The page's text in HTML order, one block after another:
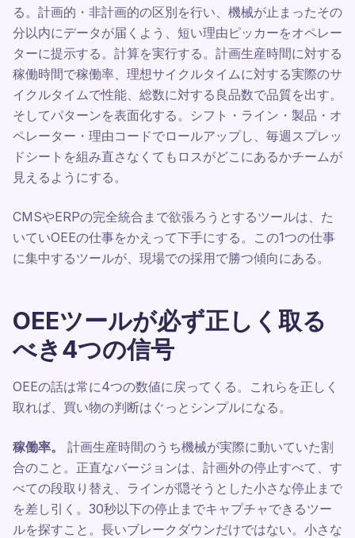
る。計画的・非計画的の区別を行い、機械が止まったその
分以内にデータが届くよう、短い理由ピッカーをオペレー
ターに提示する。計算を実行する。計画生産時間に対する
稼働時間で稼働率、理想サイクルタイムに対する実際のサ
イクルタイムで性能、総数に対する良品数で品質を出す。
そしてパターンを表面化する。シフト・ライン・製品・オ
ペレーター・理由コードでロールアップし、毎週スプレッ
ドシートを組み直さなくてもロスがどこにあるかチームが
見えるようにする。
CMSやERPの完全統合まで欲張ろうとするツールは、た
いていOEEの仕事をかえって下手にする。この1つの仕事
に集中するツールが、現場での採用で勝つ傾向にある。
OEEツールが必ず正しく取る
べき4つの信号
OEEの話は常に4つの数値に戻ってくる。これらを正しく
取れば、買い物の判断はぐっとシンプルになる。
稼働率。
計画生産時間のうち機械が実際に動いていた割
合のこと。正直なバージョンは、計画外の停止すべて、す
べての段取り替え、ラインが隠そうとした小さな停止まで
を差し引く。30秒以下の停止までキャプチャできるツー
ルを探すこと。長いブレークダウンだけではない。小さな